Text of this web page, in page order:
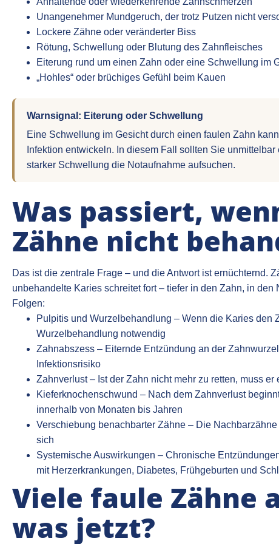
Unangenehmer Mundgeruch, der trotz Putzen nicht
Lockere Zähne oder veränderter Biss
Rötung, Schwellung oder Blutung des Zahnfleisches
Eiterung rund um einen Zahn oder eine Schwellung im
„Hohles“ oder brüchiges Gefühl beim Kauen
Warnsignal: Eiterung oder Schwellung
Eine Schwellung im Gesicht durch einen faulen Zahn
Infektion entwickeln. In diesem Fall sollten Sie
starker Schwellung die Notaufnahme aufsuchen.
Was passiert,
Zähne nicht
Das ist die zentrale Frage – und die Antwort ist ernüchternd.
unbehandelte Karies schreitet fort – tiefer in den Zahn, in
Folgen:
Pulpitis und Wurzelbehandlung – Wenn die Karies den
Wurzelbehandlung notwendig
Zahnabszess – Eiternde Entzündung an der
Infektionsrisiko
Zahnverlust – Ist der Zahn nicht mehr zu retten, muss er
Kieferknochenschwund – Nach dem Zahnverlust
innerhalb von Monaten bis Jahren
Verschiebung benachbarter Zähne – Die
sich
Systemische Auswirkungen – Chronische
mit Herzerkrankungen, Diabetes, Frühgeburten und
Viele faule Zähne
was jetzt?